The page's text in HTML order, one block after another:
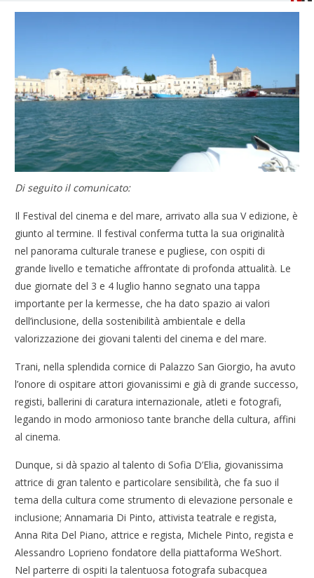
Di seguito il comunicato:
Il Festival del cinema e del mare, arrivato alla sua V edizione, è
giunto al termine. Il festival conferma tutta la sua originalità
nel panorama culturale tranese e pugliese, con ospiti di
grande livello e tematiche affrontate di profonda attualità. Le
due giornate del 3 e 4 luglio hanno segnato una tappa
importante per la kermesse, che ha dato spazio ai valori
dell’inclusione, della sostenibilità ambientale e della
valorizzazione dei giovani talenti del cinema e del mare.
Trani, nella splendida cornice di Palazzo San Giorgio, ha avuto
l’onore di ospitare attori giovanissimi e già di grande successo,
registi, ballerini di caratura internazionale, atleti e fotografi,
legando in modo armonioso tante branche della cultura, affini
al cinema.
Dunque, si dà spazio al talento di Sofia D’Elia, giovanissima
attrice di gran talento e particolare sensibilità, che fa suo il
tema della cultura come strumento di elevazione personale e
inclusione; Annamaria Di Pinto, attivista teatrale e regista,
Anna Rita Del Piano, attrice e regista, Michele Pinto, regista e
Alessandro Loprieno fondatore della piattaforma WeShort.
Nel parterre di ospiti la talentuosa fotografa subacquea